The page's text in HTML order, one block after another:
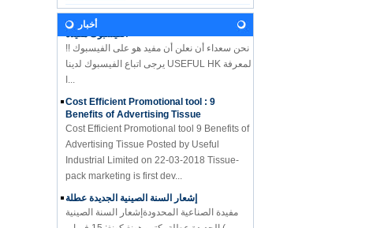
أخبار
الفيسبوك مفيدة
نحن سعداء أن نعلن أن مفيد هو على الفيسبوك !!
يرجى اتباع الفيسبوك لدينا USEFUL HK لمعرفة
ا...
Cost Efficient Promotional tool : 9
Benefits of Advertising Tissue
Cost Efficient Promotional tool 9 Benefits of
Advertising Tissue Posted by Useful
Industrial Limited on 22-03-2018 Tissue-
pack marketing is first dev...
إشعار السنة الصينية الجديدة عطلة
مفيدة الصناعية المحدودةإشعار السنة الصينية
الجديدة عطلةمكتب هونغ كونغ: 15 فبراير (...